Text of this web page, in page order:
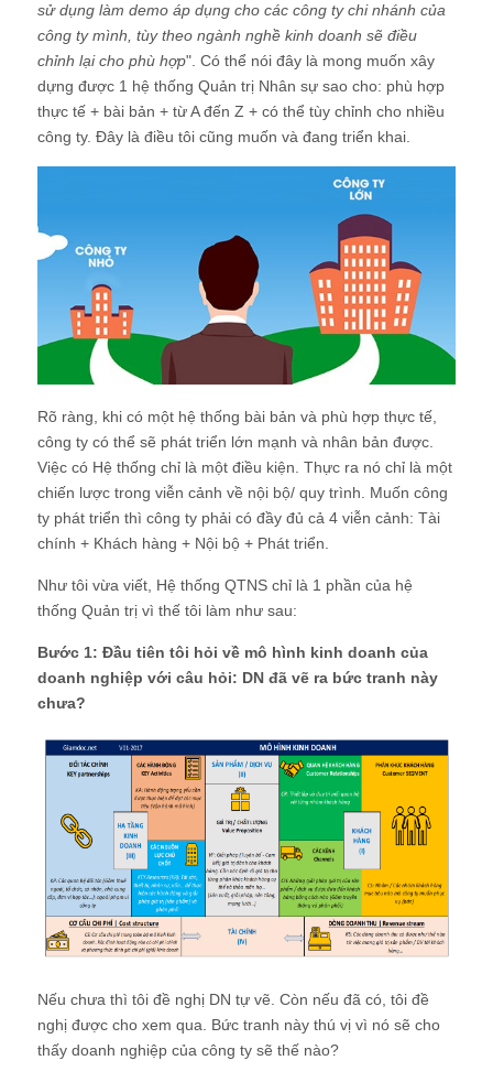
sử dụng làm demo áp dụng cho các công ty chi nhánh của
công ty mình, tùy theo ngành nghề kinh doanh sẽ điều
chỉnh lại cho phù hợp". Có thể nói đây là mong muốn xây
dựng được 1 hệ thống Quản trị Nhân sự sao cho: phù hợp
thực tế + bài bản + từ A đến Z + có thể tùy chỉnh cho nhiều
công ty. Đây là điều tôi cũng muốn và đang triển khai.
Rõ ràng, khi có một hệ thống bài bản và phù hợp thực tế,
công ty có thể sẽ phát triển lớn mạnh và nhân bản được.
Việc có Hệ thống chỉ là một điều kiện. Thực ra nó chỉ là một
chiến lược trong viễn cảnh về nội bộ/ quy trình. Muốn công
ty phát triển thì công ty phải có đầy đủ cả 4 viễn cảnh: Tài
chính + Khách hàng + Nội bộ + Phát triển.
Như tôi vừa viết, Hệ thống QTNS chỉ là 1 phần của hệ
thống Quản trị vì thế tôi làm như sau:
Bước 1: Đầu tiên tôi hỏi về mô hình kinh doanh của
doanh nghiệp với câu hỏi: DN đã vẽ ra bức tranh này
chưa?
Nếu chưa thì tôi đề nghị DN tự vẽ. Còn nếu đã có, tôi đề
nghị được cho xem qua. Bức tranh này thú vị vì nó sẽ cho
thấy doanh nghiệp của công ty sẽ thế nào?